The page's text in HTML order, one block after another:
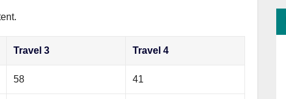
Travel 3 Travel 4
58 41